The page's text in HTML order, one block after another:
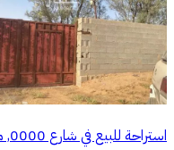
استراحة للبيع في شارع 0000, مدينة الجلة, منطقة الرياض